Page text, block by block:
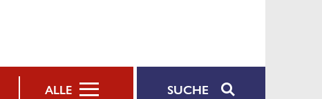
SUCHE
ALLE